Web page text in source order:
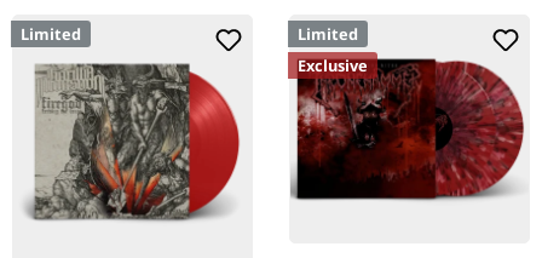
Limited
Limited
Exclusive